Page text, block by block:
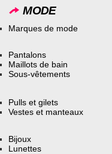
MODE
Marques de mode
Pantalons
Maillots de bain
Sous-vêtements
Pulls et gilets
Vestes et manteaux
Bijoux
Lunettes